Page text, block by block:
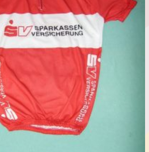
gekozen
worden
op
de
productpagina